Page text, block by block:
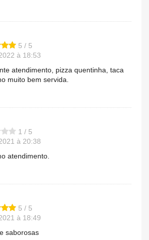
5 / 5
à 18:53
atendimento, pizza quentinha, taca
muito bem servida.
1 / 5
à 20:38
atendimento.
5 / 5
à 18:49
saborosas